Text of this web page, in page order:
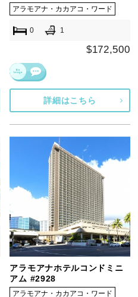
アラモアナ・カカアコ・ワード
0 1
$172,500
詳細はこちら
アラモアナホテルコンドミニ
アム #2928
アラモアナ・カカアコ・ワード